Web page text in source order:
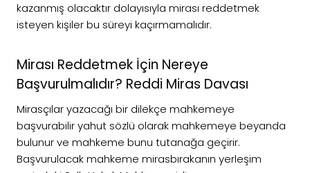
kazanmış olacaktır dolayısıyla mirası reddetmek
isteyen kişiler bu süreyi kaçırmamalıdır.
Mirası Reddetmek İçin Nereye
Başvurulmalıdır? Reddi Miras Davası
Mirasçılar yazacağı bir dilekçe mahkemeye
başvurabilir yahut sözlü olarak mahkemeye beyanda
bulunur ve mahkeme bunu tutanağa geçirir.
Başvurulacak mahkeme mirasbırakanın yerleşim